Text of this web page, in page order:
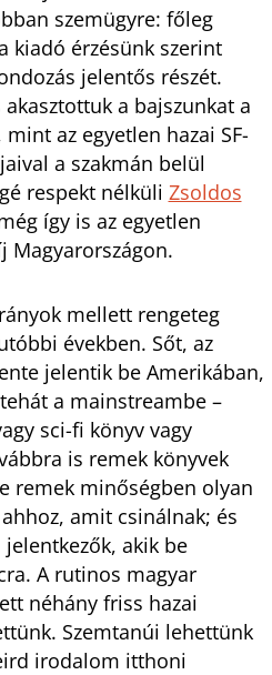
szemügyre: főleg
kiadó érzésünk szerint
jelentős részét.
a bajszunkat a
az egyetlen hazai SF-
a szakmán belül
respekt nélküli Zsoldos
így is az egyetlen
Magyarországon.
mellett rengeteg
években. Sőt, az
jelentik be Amerikában,
a mainstreambe –
sci-fi könyv vagy
is remek könyvek
remek minőségben olyan
amit csinálnak; és
akik be
A rutinos magyar
néhány friss hazai
Szemtanúi lehettünk
irodalom itthoni